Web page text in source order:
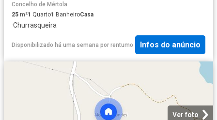
Concelho de Mértola
25 m²1 Quarto1 BanheiroCasa
·Churrasqueira
Disponibilizado há uma semana por rentumo Infos do anúncio
Ver foto